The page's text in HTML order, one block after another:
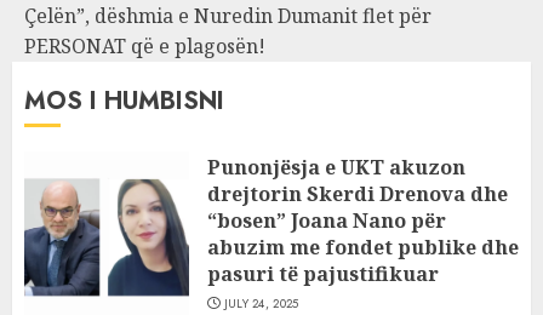
Çelën”, dëshmia e Nuredin Dumanit flet për
PERSONAT që e plagosën!
MOS I HUMBISNI
Punonjësja e UKT akuzon
drejtorin Skerdi Drenova dhe
“bosen” Joana Nano për
abuzim me fondet publike dhe
pasuri të pajustifikuar
JULY 24, 2025